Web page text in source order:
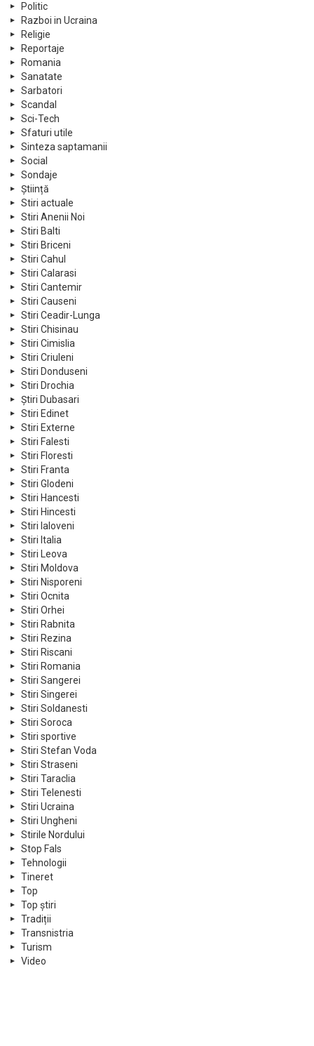
Politic
Razboi in Ucraina
Religie
Reportaje
Romania
Sanatate
Sarbatori
Scandal
Sci-Tech
Sfaturi utile
Sinteza saptamanii
Social
Sondaje
Știință
Stiri actuale
Stiri Anenii Noi
Stiri Balti
Stiri Briceni
Stiri Cahul
Stiri Calarasi
Stiri Cantemir
Stiri Causeni
Stiri Ceadir-Lunga
Stiri Chisinau
Stiri Cimislia
Stiri Criuleni
Stiri Donduseni
Stiri Drochia
Știri Dubasari
Stiri Edinet
Stiri Externe
Stiri Falesti
Stiri Floresti
Stiri Franta
Stiri Glodeni
Stiri Hancesti
Stiri Hincesti
Stiri Ialoveni
Stiri Italia
Stiri Leova
Stiri Moldova
Stiri Nisporeni
Stiri Ocnita
Stiri Orhei
Stiri Rabnita
Stiri Rezina
Stiri Riscani
Stiri Romania
Stiri Sangerei
Stiri Singerei
Stiri Soldanesti
Stiri Soroca
Stiri sportive
Stiri Stefan Voda
Stiri Straseni
Stiri Taraclia
Stiri Telenesti
Stiri Ucraina
Stiri Ungheni
Stirile Nordului
Stop Fals
Tehnologii
Tineret
Top
Top știri
Tradiții
Transnistria
Turism
Video